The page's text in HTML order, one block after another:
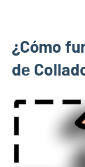
¿Cómo
dе